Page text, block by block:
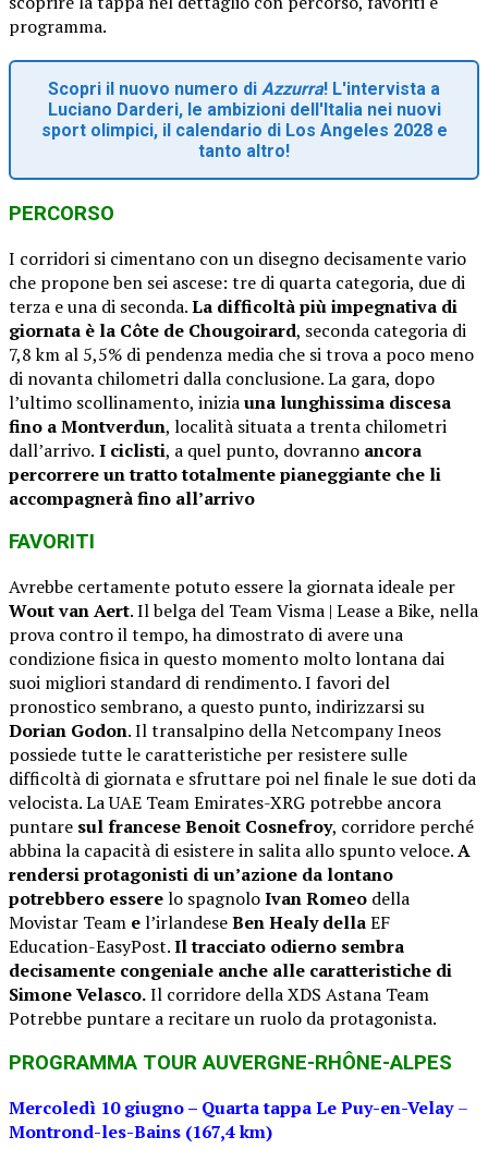
programma.
Scopri il nuovo numero di Azzurra! L'intervista a
Luciano Darderi, le ambizioni dell'Italia nei nuovi
sport olimpici, il calendario di Los Angeles 2028 e
tanto altro!
PERCORSO
I corridori si cimentano con un disegno decisamente vario
che propone ben sei ascese: tre di quarta categoria, due di
terza e una di seconda.La difficoltà più impegnativa di
giornata è la Côte de Chougoirard, seconda categoria di
7,8 km al 5,5% di pendenza media che si trova a poco meno
di novanta chilometri dalla conclusione. La gara, dopo
l’ultimo scollinamento, iniziauna lunghissima discesa
fino a Montverdun, località situata a trenta chilometri
dall’arrivo. I ciclisti, a quel punto, dovranno ancora
percorrere un tratto totalmente pianeggiante che li
accompagnerà fino all’arrivo
FAVORITI
Avrebbe certamente potuto essere la giornata ideale per
Wout van Aert. Il belga del Team Visma | Lease a Bike, nella
prova contro il tempo, ha dimostrato di avere una
condizione fisica in questo momento molto lontana dai
suoi migliori standard di rendimento. I favori del
pronostico sembrano, a questo punto, indirizzarsi su
Dorian Godon. Il transalpino della Netcompany Ineos
possiede tutte le caratteristiche per resistere sulle
difficoltà di giornata e sfruttare poi nel finale le sue doti da
velocista. La UAE Team Emirates-XRG potrebbe ancora
puntare sul francese Benoit Cosnefroy, corridore perché
abbina la capacità di esistere in salita allo spunto veloce.A
rendersi protagonisti di un’azione da lontano
potrebbero esserelo spagnoloIvan Romeo della
Movistar Team el’irlandeseBen Healy dellaEF
Education-EasyPost.Il tracciato odierno sembra
decisamente congeniale anche alle caratteristiche di
Simone Velasco.Il corridore della XDS Astana Team
Potrebbe puntare a recitare un ruolo da protagonista.
PROGRAMMA TOUR AUVERGNE-RHÔNE-ALPES
Mercoledì 10 giugno – Quarta tappa Le Puy-en-Velay–
Montrond-les-Bains (167,4 km)